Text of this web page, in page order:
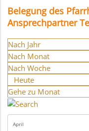
Belegung des
Ansprechpartner
Nach Jahr
Nach Monat
Nach Woche
Heute
Gehe zu Monat